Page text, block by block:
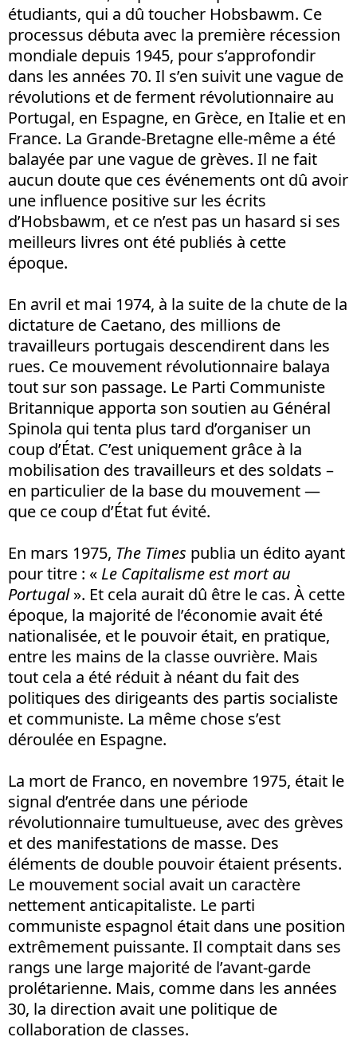
étudiants, qui a dû toucher Hobsbawm. Ce
processus débuta avec la première récession
mondiale depuis 1945, pour s’approfondir
dans les années 70. Il s’en suivit une vague de
révolutions et de ferment révolutionnaire au
Portugal, en Espagne, en Grèce, en Italie et en
France. La Grande-Bretagne elle-même a été
balayée par une vague de grèves. Il ne fait
aucun doute que ces événements ont dû avoir
une influence positive sur les écrits
d’Hobsbawm, et ce n’est pas un hasard si ses
meilleurs livres ont été publiés à cette
époque.
En avril et mai 1974, à la suite de la chute de la
dictature de Caetano, des millions de
travailleurs portugais descendirent dans les
rues. Ce mouvement révolutionnaire balaya
tout sur son passage. Le Parti Communiste
Britannique apporta son soutien au Général
Spinola qui tenta plus tard d’organiser un
coup d’État. C’est uniquement grâce à la
mobilisation des travailleurs et des soldats –
en particulier de la base du mouvement —
que ce coup d’État fut évité.
En mars 1975, The Times publia un édito ayant
pour titre : « Le Capitalisme est mort au
Portugal». Et cela aurait dû être le cas. À cette
époque, la majorité de l’économie avait été
nationalisée, et le pouvoir était, en pratique,
entre les mains de la classe ouvrière. Mais
tout cela a été réduit à néant du fait des
politiques des dirigeants des partis socialiste
et communiste. La même chose s’est
déroulée en Espagne.
La mort de Franco, en novembre 1975, était le
signal d’entrée dans une période
révolutionnaire tumultueuse, avec des grèves
et des manifestations de masse. Des
éléments de double pouvoir étaient présents.
Le mouvement social avait un caractère
nettement anticapitaliste. Le parti
communiste espagnol était dans une position
extrêmement puissante. Il comptait dans ses
rangs une large majorité de l’avant-garde
prolétarienne. Mais, comme dans les années
30, la direction avait une politique de
collaboration de classes.